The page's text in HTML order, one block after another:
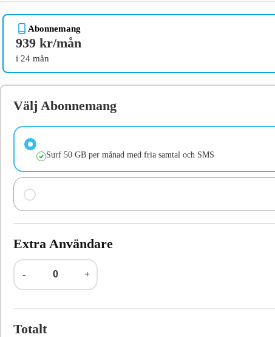
Abonnemang
939 kr/mån
i 24 mån
Välj Abonnemang
Surf 50 GB per månad med fria samtal och SMS
Extra Användare
- +
Totalt